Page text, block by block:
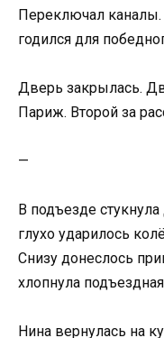
Переключал каналы.
годился для
Дверь закрылась.
Париж. Второй за
—
В подъезде
глухо ударилось
Снизу донеслось
хлопнула
Нина вернулась на